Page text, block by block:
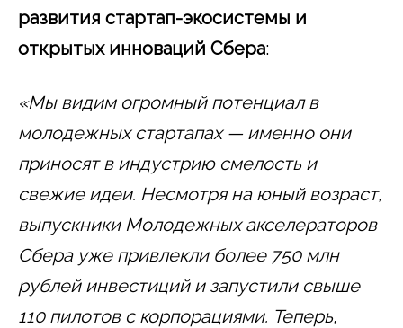
развития стартап-экосистемы и
открытых инноваций Сбера:
«Мы видим огромный потенциал в
молодежных стартапах — именно они
приносят в индустрию смелость и
свежие идеи. Несмотря на юный возраст,
выпускники Молодежных акселераторов
Сбера уже привлекли более 750 млн
рублей инвестиций и запустили свыше
110 пилотов с корпорациями. Теперь,